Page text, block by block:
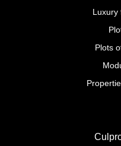
Luxury
Plots